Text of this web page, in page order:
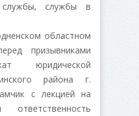
службы, службы в
областном
призывниками
юридической
района г.
с лекцией на
ответственность